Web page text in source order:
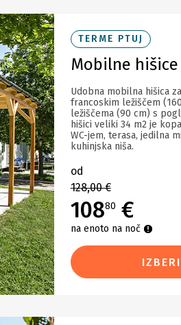
TERME PTUJ
Mobilne
Udobna mobilna hišica
francoskim ležiščem
ležiščema (90 cm) s
hišici veliki 34 m2 je
WC-jem, terasa, jedilna
kuhinjska niša.
od
128,00 €
10880 €
na enoto na noč